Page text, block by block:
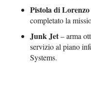
Pistola di Lorenzo
completato la
Junk Jet– arma
servizio al piano
Systems.